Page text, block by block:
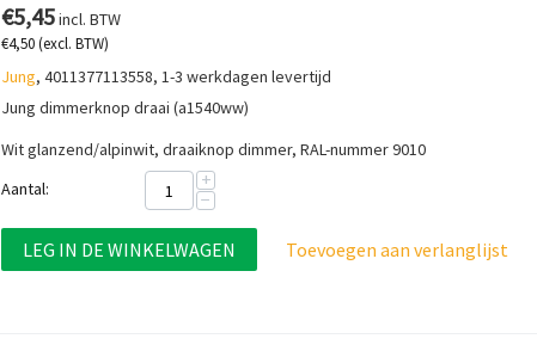
€5,45incl. BTW
€4,50(excl. BTW)
Jung, 4011377113558, 1-3 werkdagen levertijd
Jung dimmerknop draai (a1540ww)
Wit glanzend/alpinwit, draaiknop dimmer, RAL-nummer 9010
Aantal:
+
−
LEG IN DE WINKELWAGEN Toevoegen aan verlanglijst